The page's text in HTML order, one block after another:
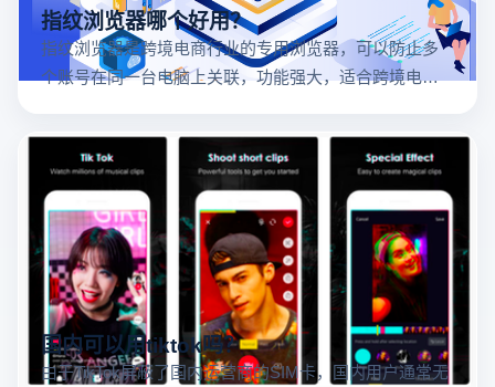
指纹浏览器哪个好用？
指纹浏览器是跨境电商行业的专用浏览器，可以防止多
个账号在同一台电脑上关联，功能强大，适合跨境电商
器哪个好用呢？
国内可以用tiktok吗？
由于TikTok屏蔽了国内运营商的SIM卡，国内用户通常无